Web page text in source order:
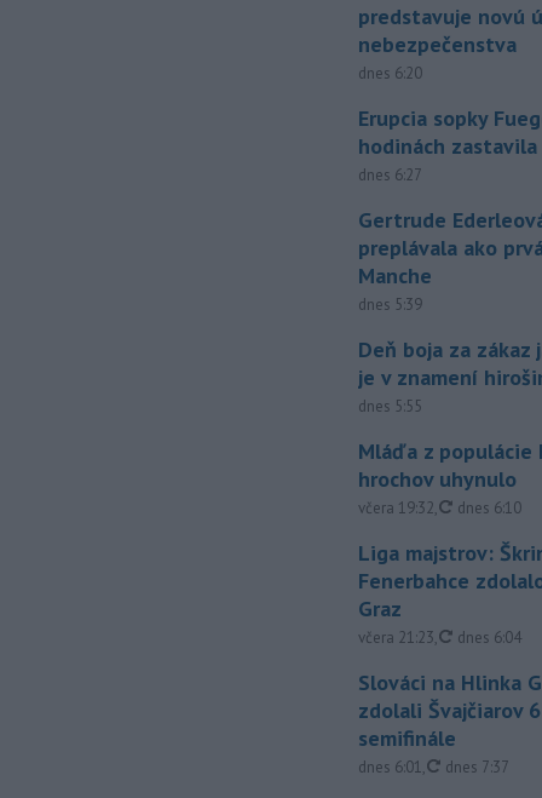
predstavuje novú
nebezpečenstva
dnes 6:20
Erupcia sopky
hodinách zastavila
dnes 6:27
Gertrude
preplávala ako
Manche
dnes 5:39
Deň boja za zákaz
je v znamení
dnes 5:55
Mláďa z populácie
hrochov uhynulo
včera 19:32, aktualizované
dnes 6:10
Liga majstrov:
Fenerbahce
Graz
včera 21:23, aktualizované
dnes 6:04
Slováci na Hlinka
zdolali Švajčiarov
semifinále
dnes 6:01, aktualizované
dnes 7:37